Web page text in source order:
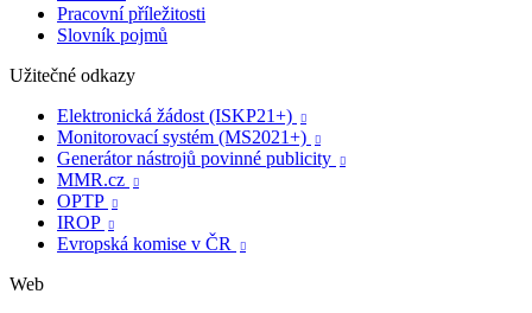
Pracovní příležitosti
Slovník pojmů
Užitečné odkazy
Elektronická žádost (ISKP21+)

Monitorovací systém (MS2021+) 
Generátor nástrojů povinné publicity 
MMR.cz 
OPTP 
IROP 
Evropská komise v ČR 
Web